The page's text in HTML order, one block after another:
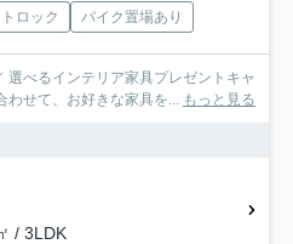
ロック バイク置場あり
選べるインテリア家具プレゼントキャ
せて、お好きな家具を...
もっと見る
/ 3LDK